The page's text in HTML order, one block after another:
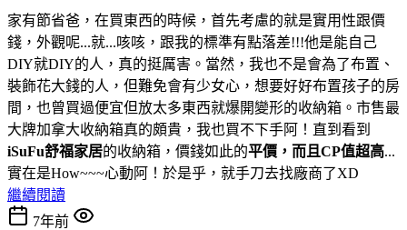
家有節省爸，在買東西的時候，首先考慮的就是實用性跟價
錢，外觀呢...就...咳咳，跟我的標準有點落差!!!他是能自己
DIY就DIY的人，真的挺厲害。當然，我也不是會為了布置、
裝飾花大錢的人，但難免會有少女心，想要好好布置孩子的房
間，也曾買過便宜但放太多東西就爆開變形的收納箱。市售最
大牌加拿大收納箱真的頗貴，我也買不下手阿！直到看到
iSuFu舒福家居的收納箱，價錢如此的平價，而且CP值超高...
實在是How~~~心動阿！於是乎，就手刀去找廠商了XD
繼續閱讀
7年前